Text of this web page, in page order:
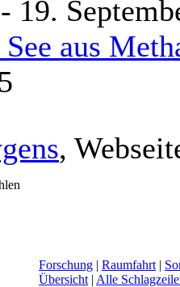
- 19.
aus
,
Forschung | Raumfahrt |
Übersicht | Alle